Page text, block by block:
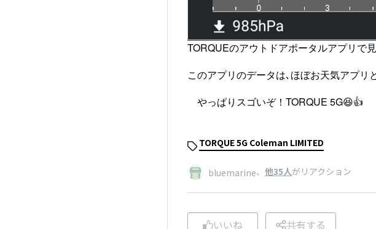
TORQUEのアウトドアポータルアプリで
このアプリのデータは､ほぼお天気アプリ
やっぱりスゴいぞ！TORQUE 5G😆👍
TORQUE 5G Coleman LIMITED
bluemarine、 他35人がリアクション
いいね 共有する